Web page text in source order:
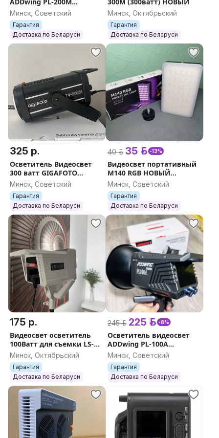
(200ватт) НОВЫЙ
ГАРАНТИЯ с пультом
Минск, Советский
Гарантия
Доставка по Беларуси
Минск, Октябрьский
Гарантия
Доставка по Беларуси
325 р.
Осветитель Видеосвет
300 ватт GIGAFOTO
TV300Bi НОВЫЙ
ГАРАНТИЯ пульт ДУ в
комплекте
Минск, Советский
Гарантия
Доставка по Беларуси
40 р. 35 р. -13%
Видеосвет портативный
M140 RGB НОВЫЙ
ГАРАНТИЯ АККУМУЛЯТОР
ВСТРОЕН
Минск, Советский
Гарантия
Доставка по Беларуси
175 р.
Видеосвет осветитель
100Ватт для съемки LS-
150 Bi LED НОВЫЙ
ГАРАНТИЯ
Минск, Октябрьский
Гарантия
Доставка по Беларуси
245 р. 225 р. -8%
Осветитель видеосвет
ADDwing PL-100A
(100ватт) НОВЫЙ
ГАРАНТИЯ
Минск, Советский
Гарантия
Доставка по Беларуси